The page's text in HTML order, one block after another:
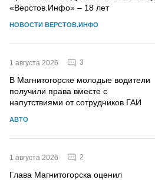
«Верстов.Инфо» – 18 лет
НОВОСТИ ВЕРСТОВ.ИНФО
1 августа 2026 3
В Магнитогорске молодые водители
получили права вместе с
напутствиями от сотрудников ГАИ
АВТО
1 августа 2026 2
Глава Магнитогорска оценил